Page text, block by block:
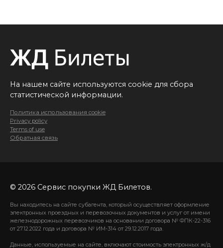
На нашем сайте используются cookie для сбора
статистической информации.
Политика использования cookie
Privacy policy
Terms of use
Обратная связь
© 2026 Сервис покупки ЖД Билетов.
Вы находитесь на сайте субагента, который осуществляет оформление
электронных проездных и перевозочных документов и услуг от имени
железнодорожных перевозчиков на основании договора № ФПК-22-316
от 27.12.2022 года и договора № ИМ-314 от 29.12.2017 года.
Данные, используемые на сайте, включают стоимость электронных ж/д